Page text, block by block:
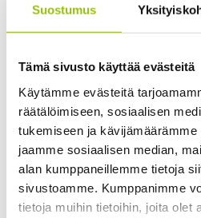
Suostumus
Tämä sivusto käyttää evästeitä
Käytämme evästeitä
räätälöimiseen, sosiaalisen
tukemiseen ja
jaamme sosiaalisen median,
alan kumppaneillemme tietoja
sivustoamme. Kumppanimme
tietoja muihin tietoihin, joita olet
Liikunta- ja
Kurssin opetuskieli on suomi,
löytyvät ainoastaan
This course is taught in
availableonly in Finnish.